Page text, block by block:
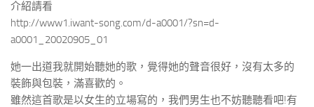
介紹請看
http://www1.iwant-song.com/d-a0001/?sn=d-
a0001_20020905_01
她一出道我就開始聽她的歌，覺得她的聲音很好，沒有太多的
裝飾與包裝，滿喜歡的。
雖然這首歌是以女生的立場寫的，我們男生也不妨聽聽看吧!有